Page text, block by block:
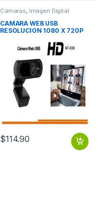
Cámaras Imagen Digital
CAMARA WEB USB
RESOLUCION 1080 X 720P
$114.90